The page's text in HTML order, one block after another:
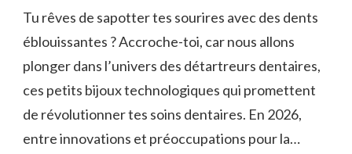
Tu rêves de sapotter tes sourires avec des dents
éblouissantes ? Accroche-toi, car nous allons
plonger dans l’univers des détartreurs dentaires,
ces petits bijoux technologiques qui promettent
de révolutionner tes soins dentaires. En 2026,
entre innovations et préoccupations pour la…